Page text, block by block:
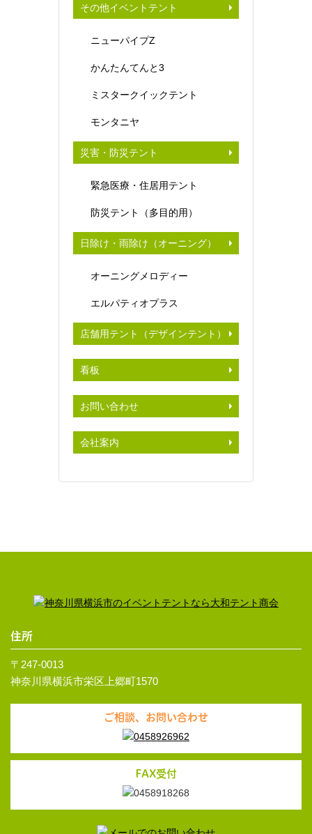
その他イベントテント
ニューパイプZ
かんたんてんと3
ミスタークイックテント
モンタニヤ
災害・防災テント
緊急医療・住居用テント
防災テント（多目的用）
日除け・雨除け（オーニング）
オーニングメロディー
エルパティオプラス
店舗用テント（デザインテント）
看板
お問い合わせ
会社案内
住所
〒247-0013
神奈川県横浜市栄区上郷町1570
ご相談、お問い合わせ
FAX受付